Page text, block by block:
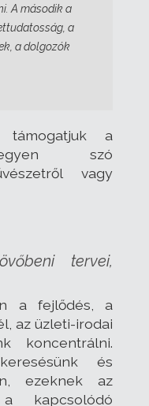
A második a
a
a dolgozók
a
szó
vagy
tervei,
a fejlődés, a
az üzleti-irodai
koncentrálni.
és
ezeknek az
kapcsolódó